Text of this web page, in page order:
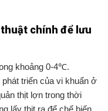
thuật chính để lưu
khoảng 0-4℃.
triển của vi khuẩn ở
thịt lợn trong thời
lấy thịt ra để chế biến